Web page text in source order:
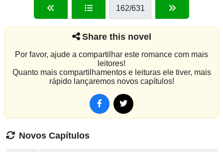
162/631
Share this novel
Por favor, ajude a compartilhar este romance com mais
leitores!
Quanto mais compartilhamentos e leituras ele tiver, mais
rápido lançaremos novos capítulos!
Novos Capítulos